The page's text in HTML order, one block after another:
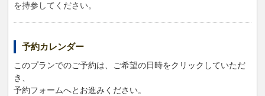
を持参してください。
予約カレンダー
このプランでのご予約は、ご希望の日時をクリックしていただ
き、
予約フォームへとお進みください。